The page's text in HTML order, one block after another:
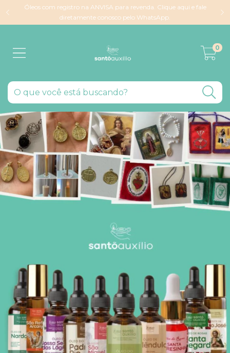
Óleos com registro na ANVISA para revenda. Clique aqui e fale
diretamente conosco pelo WhatsApp.
0